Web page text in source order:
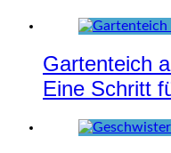
Gartenteich
Eine Schritt